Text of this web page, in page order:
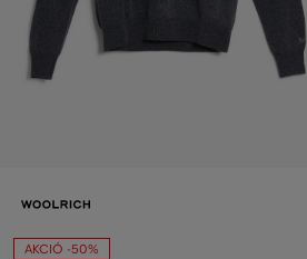
AKCIÓ -50%